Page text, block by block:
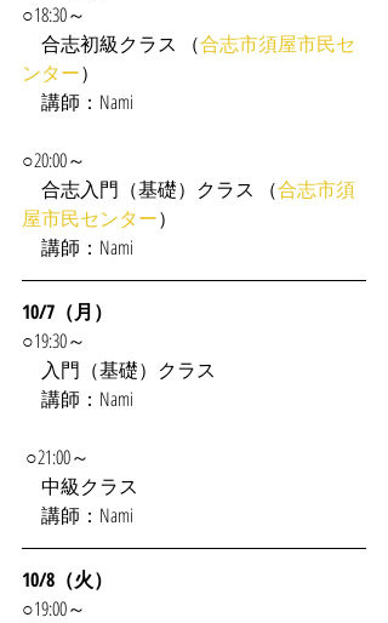
○18:30～
合志初級クラス （合志市須屋市民セ
ンター）
講師：Nami
○20:00～
合志入門（基礎）クラス （合志市須
屋市民センター）
講師：Nami
10/7（月）
○19:30～
入門（基礎）クラス
講師：Nami
○21:00～
中級クラス
講師：Nami
10/8（火）
○19:00～